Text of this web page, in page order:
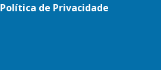
Política de Privacidade